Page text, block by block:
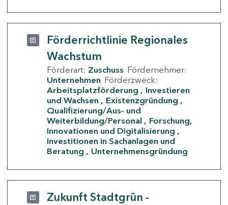
Förderrichtlinie Regionales
Wachstum
Förderart: Zuschuss Fördernehmer:
Unternehmen Förderzweck:
Arbeitsplatzförderung
Investieren
und Wachsen
Existenzgründung
Qualifizierung/Aus- und
Weiterbildung/Personal
Forschung,
Innovationen und Digitalisierung
Investitionen in Sachanlagen und
Beratung
Unternehmensgründung
Zukunft Stadtgrün -